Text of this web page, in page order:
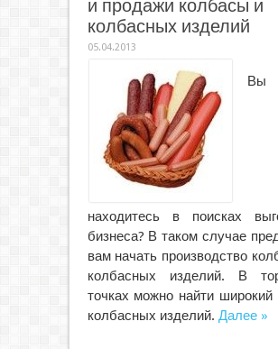
и продажи колбасы и
колбасных изделий
05.04.2013
Вы
находитесь в поисках
бизнеса? В таком случае
вам начать производство
колбасных изделий. В
точках можно найти
колбасных изделий. Далее »